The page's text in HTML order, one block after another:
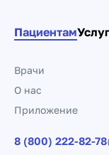
Пациентам
Врачи
О нас
Приложение
8 (800) 222-82-78